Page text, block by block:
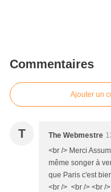
Commentaires
Ajouter un
T The Webmestre
<br /> Merci
même songer à
que Paris c'est
<br /> <br /> <br /